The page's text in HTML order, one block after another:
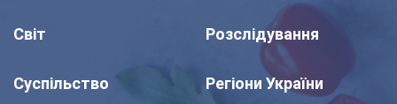
Світ Розслідування
Суспільство Регіони України